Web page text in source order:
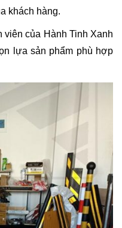
khách hàng.
viên của Hành Tinh Xanh
lựa sản phẩm phù hợp